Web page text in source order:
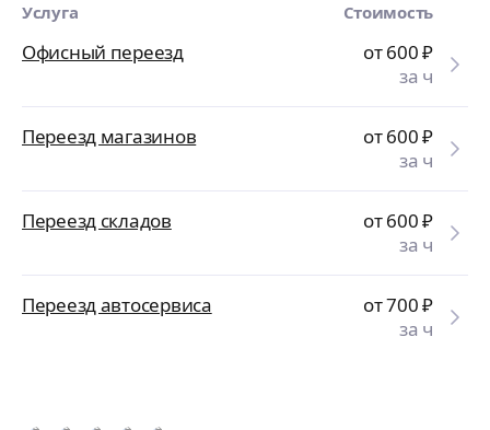
Услуга Стоимость
Офисный переезд от 600₽
за ч
Переезд магазинов от 600₽
за ч
Переезд складов от 600₽
за ч
Переезд автосервиса от 700₽
за ч